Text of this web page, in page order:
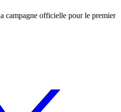
campagne officielle pour le premier